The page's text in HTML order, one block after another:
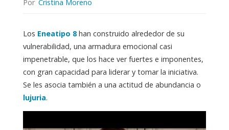
Por Cristina Moreno
Los Eneatipo 8han construido alrededor de su
vulnerabilidad, una armadura emocional casi
impenetrable, que los hace ver fuertes e imponentes,
con gran capacidad para liderar y tomar la iniciativa.
Se les asocia también a una actitud de abundancia o
lujuria.